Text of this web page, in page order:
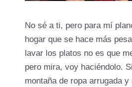
No sé a ti, pero para mí
hogar que se hace más
lavar los platos no es que
pero mira, voy haciéndolo.
montaña de ropa arrugada